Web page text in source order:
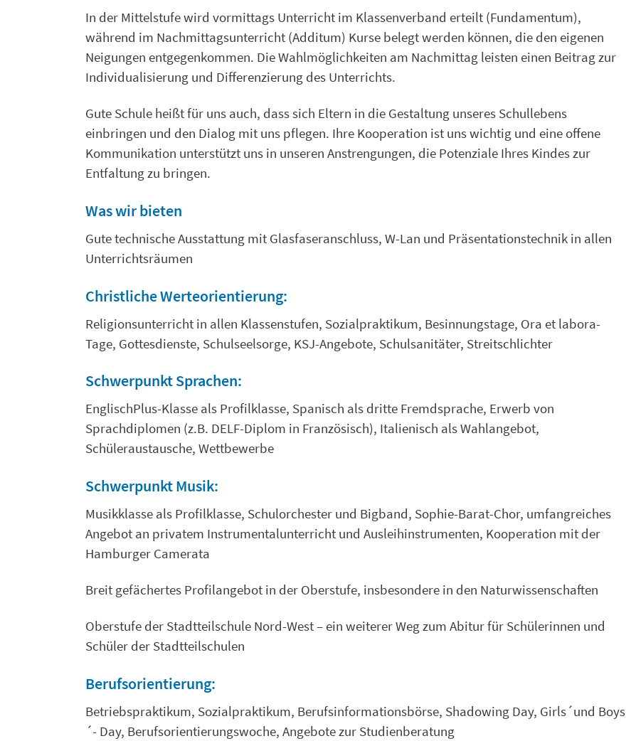
In der Mittelstufe wird vormittags Unterricht im Klassenverband erteilt (Fundamentum),
während im Nachmittagsunterricht (Additum) Kurse belegt werden können, die den eigenen
Neigungen entgegenkommen. Die Wahlmöglichkeiten am Nachmittag leisten einen Beitrag zur
Individualisierung und Differenzierung des Unterrichts.
Gute Schule heißt für uns auch, dass sich Eltern in die Gestaltung unseres Schullebens
einbringen und den Dialog mit uns pflegen. Ihre Kooperation ist uns wichtig und eine offene
Kommunikation unterstützt uns in unseren Anstrengungen, die Potenziale Ihres Kindes zur
Entfaltung zu bringen.
Was wir bieten
Gute technische Ausstattung mit Glasfaseranschluss, W-Lan und Präsentationstechnik in allen
Unterrichtsräumen
Christliche Werteorientierung:
Religionsunterricht in allen Klassenstufen, Sozialpraktikum, Besinnungstage, Ora et labora-
Tage, Gottesdienste, Schulseelsorge, KSJ-Angebote, Schulsanitäter, Streitschlichter
Schwerpunkt Sprachen:
EnglischPlus-Klasse als Profilklasse, Spanisch als dritte Fremdsprache, Erwerb von
Sprachdiplomen (z.B. DELF-Diplom in Französisch), Italienisch als Wahlangebot,
Schüleraustausche, Wettbewerbe
Schwerpunkt Musik:
Musikklasse als Profilklasse, Schulorchester und Bigband, Sophie-Barat-Chor, umfangreiches
Angebot an privatem Instrumentalunterricht und Ausleihinstrumenten, Kooperation mit der
Hamburger Camerata
Breit gefächertes Profilangebot in der Oberstufe, insbesondere in den Naturwissenschaften
Oberstufe der Stadtteilschule Nord-West – ein weiterer Weg zum Abitur für Schülerinnen und
Schüler der Stadtteilschulen
Berufsorientierung:
Betriebspraktikum, Sozialpraktikum, Berufsinformationsbörse, Shadowing Day, Girls´und Boys
´- Day, Berufsorientierungswoche, Angebote zur Studienberatung